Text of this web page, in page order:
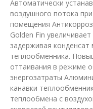
Автоматически
воздушного потока
помещения
Golden Fin
задерживая
теплообменника.
оттаивания в режиме
энергозатраты
канавки
теплообмена с